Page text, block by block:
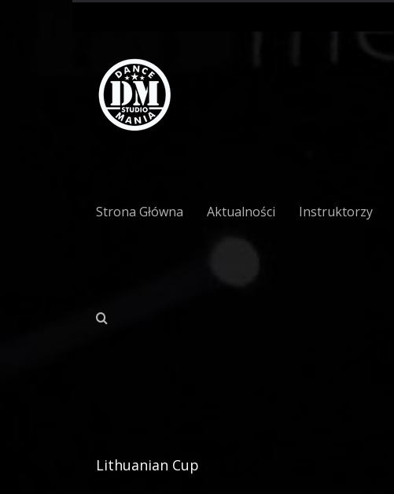
Strona Główna Aktualności Instruktorzy
Lithuanian Cup